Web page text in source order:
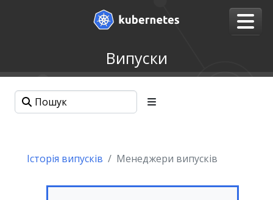
Випуски
Історія випусків Менеджери випусків